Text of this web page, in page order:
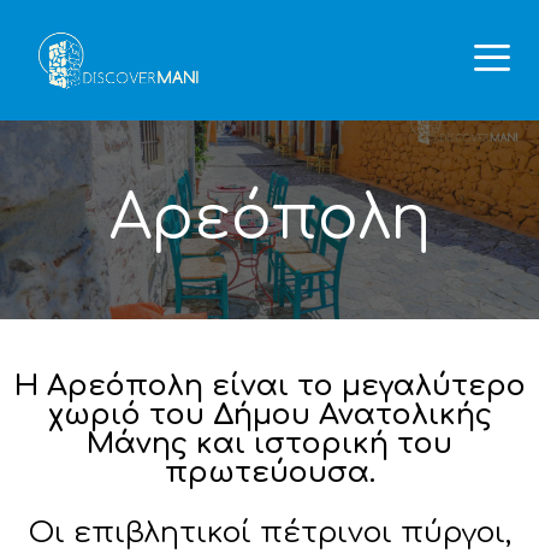
Αρεόπολη
Η Αρεόπολη είναι το μεγαλύτερο
χωριό του Δήμου Ανατολικής
Μάνης και ιστορική του
πρωτεύουσα.
Οι επιβλητικοί πέτρινοι πύργοι,